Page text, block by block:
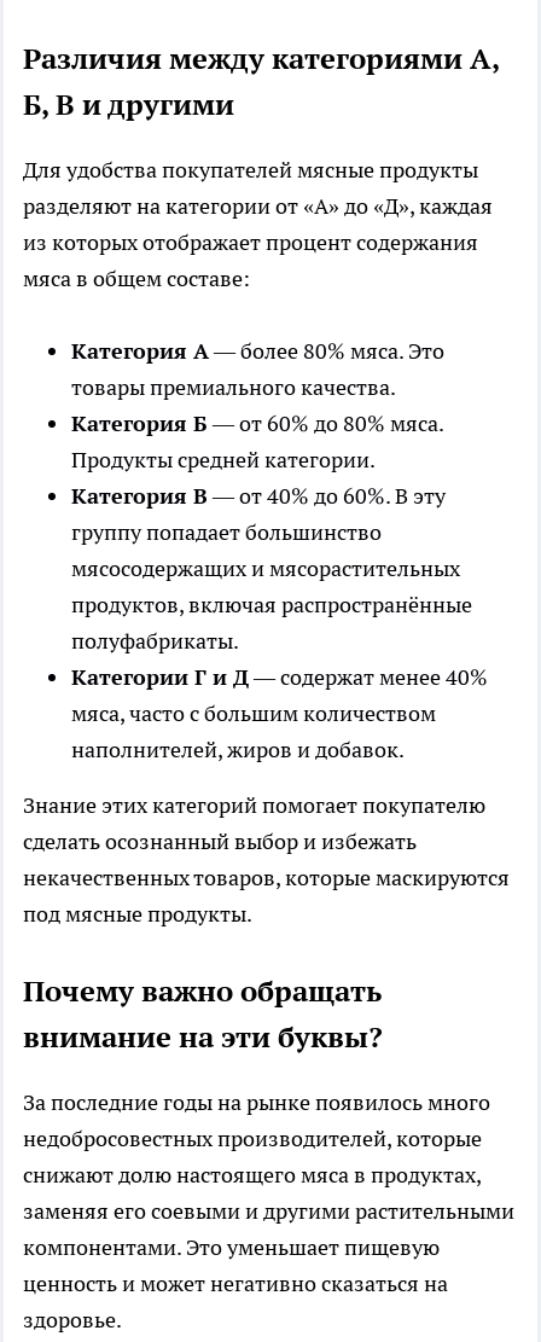
Различия между категориями А,
Б, В и другими
Для удобства покупателей мясные продукты
разделяют на категории от «А» до «Д», каждая
из которых отображает процент содержания
мяса в общем составе:
Категория А— более 80% мяса. Это
товары премиального качества.
Категория Б— от 60% до 80% мяса.
Продукты средней категории.
Категория В— от 40% до 60%. В эту
группу попадает большинство
мясосодержащих и мясорастительных
продуктов, включая распространённые
полуфабрикаты.
Категории Г и Д— содержат менее 40%
мяса, часто с большим количеством
наполнителей, жиров и добавок.
Знание этих категорий помогает покупателю
сделать осознанный выбор и избежать
некачественных товаров, которые маскируются
под мясные продукты.
Почему важно обращать
внимание на эти буквы?
За последние годы на рынке появилось много
недобросовестных производителей, которые
снижают долю настоящего мяса в продуктах,
заменяя его соевыми и другими растительными
компонентами. Это уменьшает пищевую
ценность и может негативно сказаться на
здоровье.